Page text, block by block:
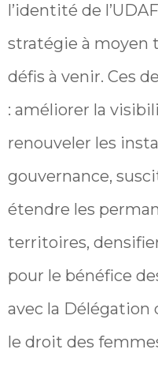
l’identité de
stratégie à moyen
défis à venir. Ces
: améliorer la
renouveler les
gouvernance,
étendre les
territoires,
pour le bénéfice
avec la
le droit des